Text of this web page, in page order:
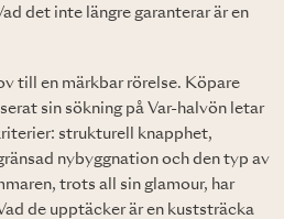
det inte längre garanterar är en
till en märkbar rörelse. Köpare
sin sökning på Var-halvön letar
strukturell knapphet,
nybyggnation och den typ av
trots all sin glamour, har
de upptäcker är en kuststräcka